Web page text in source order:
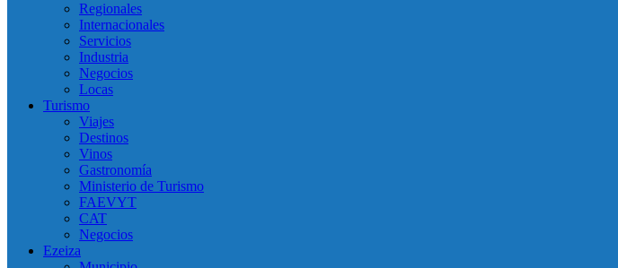
Regionales
Internacionales
Servicios
Industria
Negocios
Locas
Turismo
Viajes
Destinos
Vinos
Gastronomía
Ministerio de Turismo
FAEVYT
CAT
Negocios
Ezeiza